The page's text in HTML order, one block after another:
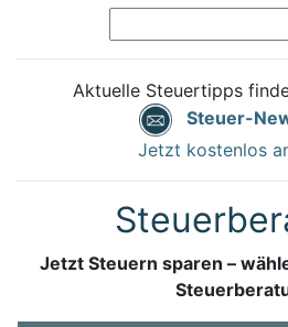
Aktuelle Steuertipps
Steuer-
Jetzt kostenlos
Jetzt Steuern sparen –